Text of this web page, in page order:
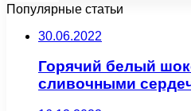
Популярные статьи
30.06.2022
Горячий белый
сливочными